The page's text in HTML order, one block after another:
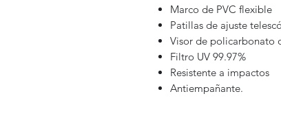
Marco de PVC flexible
Patillas de ajuste
Visor de policarbonato
Filtro UV 99.97%
Resistente a impactos
Antiempañante.